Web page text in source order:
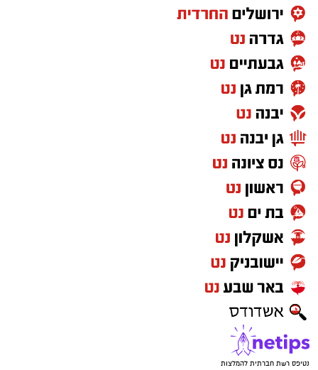
נטיפס רשת חברתית להמלצות